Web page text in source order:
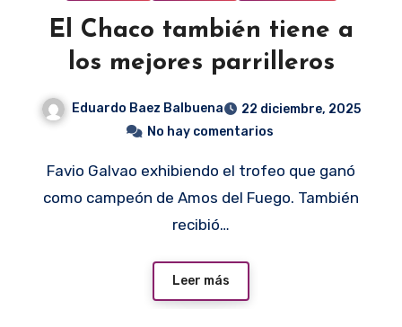
El Chaco también tiene a
los mejores parrilleros
Eduardo Baez Balbuena
22 diciembre, 2025
No hay comentarios
Favio Galvao exhibiendo el trofeo que ganó
como campeón de Amos del Fuego. También
recibió…
Leer más